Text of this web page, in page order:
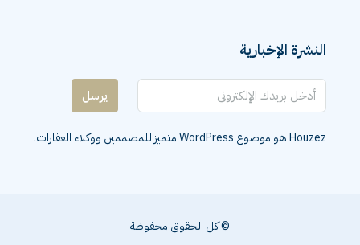
النشرة الإخبارية
يرسل
Houzez هو موضوع WordPress متميز للمصممين ووكلاء العقارات.
© كل الحقوق محفوظة